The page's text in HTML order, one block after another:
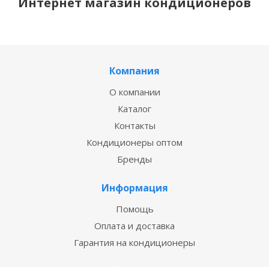
Компания
О компании
Каталог
Контакты
Кондиционеры оптом
Бренды
Информация
Помощь
Оплата и доставка
Гарантия на кондиционеры